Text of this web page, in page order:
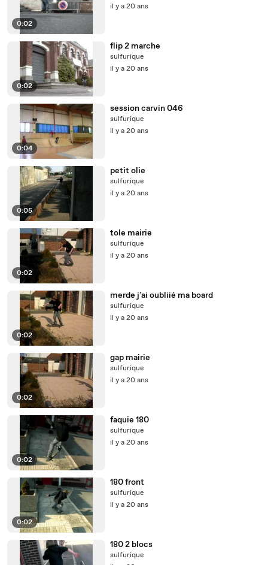
0:02
il y a 20 ans
0:02
flip 2 marche
sulfurique
il y a 20 ans
0:04
session carvin 046
sulfurique
il y a 20 ans
0:05
petit olie
sulfurique
il y a 20 ans
0:02
tole mairie
sulfurique
il y a 20 ans
0:02
merde j'ai oubliié ma board
sulfurique
il y a 20 ans
0:02
gap mairie
sulfurique
il y a 20 ans
0:02
faquie 180
sulfurique
il y a 20 ans
0:02
180 front
sulfurique
il y a 20 ans
180 2 blocs
sulfurique